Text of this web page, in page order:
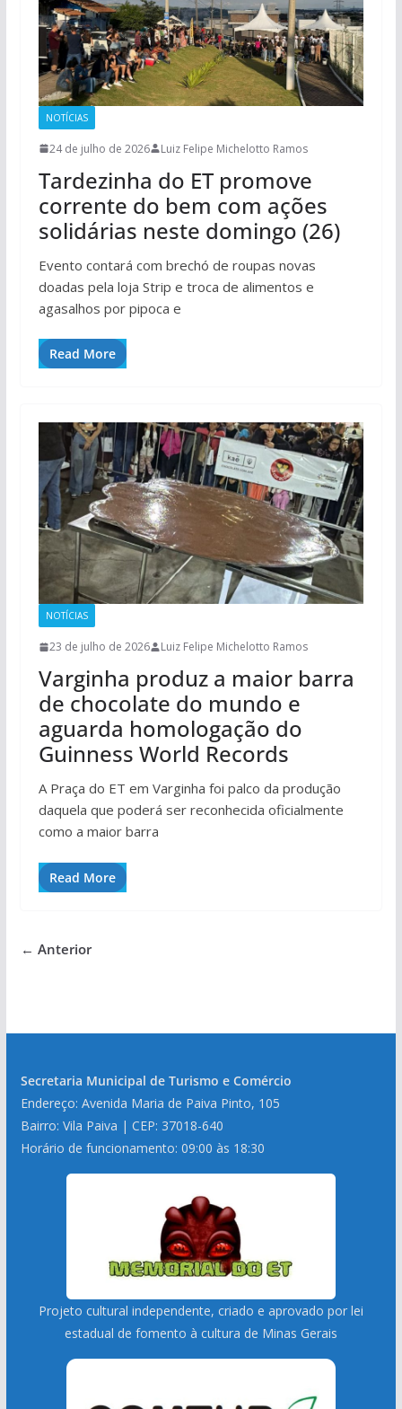
NOTÍCIAS
24 de julho de 2026 Luiz Felipe Michelotto Ramos
Tardezinha do ET promove
corrente do bem com ações
solidárias neste domingo (26)
Evento contará com brechó de roupas novas
doadas pela loja Strip e troca de alimentos e
agasalhos por pipoca e
Read More
NOTÍCIAS
23 de julho de 2026 Luiz Felipe Michelotto Ramos
Varginha produz a maior barra
de chocolate do mundo e
aguarda homologação do
Guinness World Records
A Praça do ET em Varginha foi palco da produção
daquela que poderá ser reconhecida oficialmente
como a maior barra
Read More
← Anterior
Secretaria Municipal de Turismo e Comércio
Endereço: Avenida Maria de Paiva Pinto, 105
Bairro: Vila Paiva | CEP: 37018-640
Horário de funcionamento: 09:00 às 18:30
Projeto cultural independente, criado e aprovado por lei
estadual de fomento à cultura de Minas Gerais